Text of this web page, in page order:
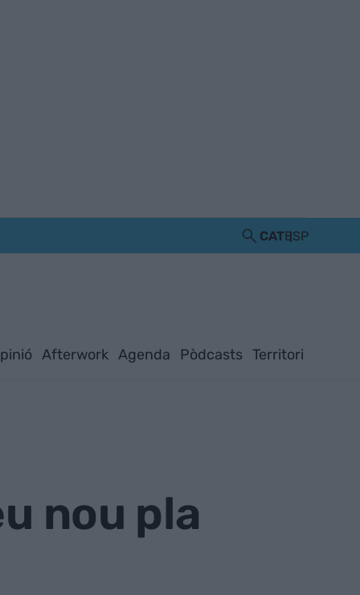
CATESP
Afterwork Agenda Pòdcasts Territori
nou pla